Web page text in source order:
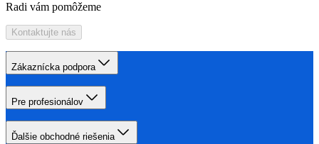
Radi vám pomôžeme
Kontaktujte nás
Zákaznícka podpora
Pre profesionálov
Ďalšie obchodné riešenia